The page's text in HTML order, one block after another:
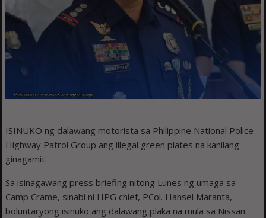
ISINUKO ng dalawang motorista sa Philippine National Police-
Highway Patrol Group ang illegal green plates na kanilang
ginagamit.
Sa isinagawang press briefing nitong Lunes ng umaga sa
Camp Crame, sinabi ni HPG chief, PCol. Hansel Maranta,
boluntaryong isinuko ang dalawang plaka na mula sa Nissan